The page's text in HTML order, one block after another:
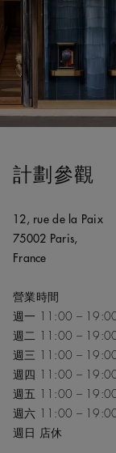
計劃參觀
12, rue de la Paix
75002 Paris,
France
營業時間
週一 11:00 –
週二 11:00 –
週三 11:00 –
週四 11:00 –
週五 11:00 –
週六 11:00 –
週日 店休